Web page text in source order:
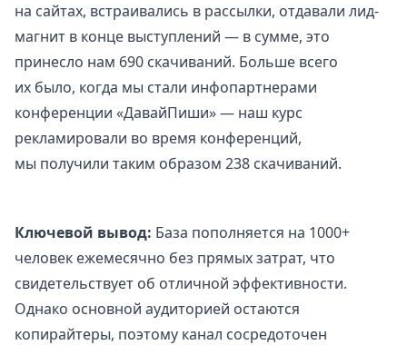
на сайтах, встраивались в рассылки, отдавали лид-
магнит в конце выступлений — в сумме, это
принесло нам 690 скачиваний. Больше всего
их было, когда мы стали инфопартнерами
конференции «ДавайПиши» — наш курс
рекламировали во время конференций,
мы получили таким образом 238 скачиваний.
Ключевой вывод: База пополняется на 1000+
человек ежемесячно без прямых затрат, что
свидетельствует об отличной эффективности.
Однако основной аудиторией остаются
копирайтеры, поэтому канал сосредоточен